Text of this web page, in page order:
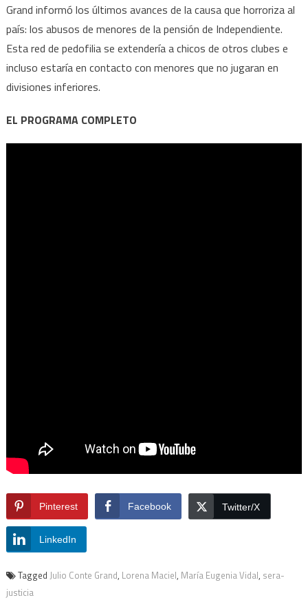
Grand informó los últimos avances de la causa que horroriza al
país: los abusos de menores de la pensión de Independiente.
Esta red de pedofilia se extendería a chicos de otros clubes e
incluso estaría en contacto con menores que no jugaran en
divisiones inferiores.
EL PROGRAMA COMPLETO
Pinterest Facebook Twitter/X
LinkedIn
Tagged Julio Conte Grand, Lorena Maciel, María Eugenia Vidal, sera-
justicia